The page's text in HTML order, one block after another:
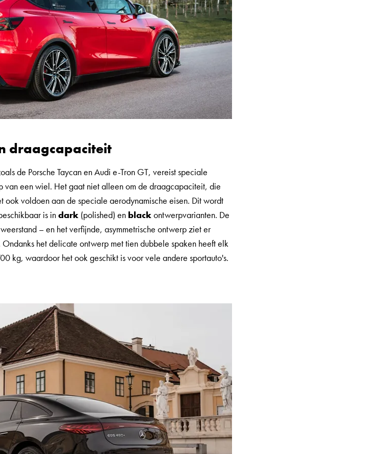
draagcapaciteit
de Porsche Taycan en Audi e-Tron GT, vereist speciale
van een wiel. Het gaat niet alleen om de draagcapaciteit, die
ook voldoen aan de speciale aerodynamische eisen. Dit wordt
is indark (polished) en blackontwerpvarianten. De
– en het verfijnde, asymmetrische ontwerp ziet er
het delicate ontwerp met tien dubbele spaken heeft elk
kg, waardoor het ook geschikt is voor vele andere sportauto's.